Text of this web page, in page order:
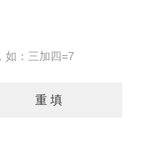
如：三加四=7